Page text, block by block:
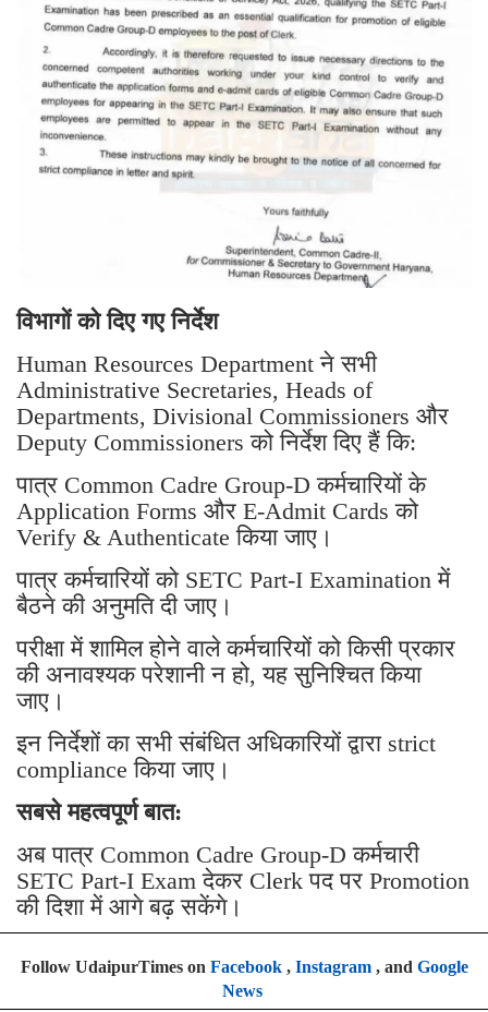
विभागों को दिए गए निर्देश
Human Resources Department ने सभी
Administrative Secretaries, Heads of
Departments, Divisional Commissioners और
Deputy Commissioners को निर्देश दिए हैं कि:
पात्र Common Cadre Group-D कर्मचारियों के
Application Forms और E-Admit Cards को
Verify & Authenticate किया जाए।
पात्र कर्मचारियों को SETC Part-I Examination में
बैठने की अनुमति दी जाए।
परीक्षा में शामिल होने वाले कर्मचारियों को किसी प्रकार
की अनावश्यक परेशानी न हो, यह सुनिश्चित किया
जाए।
इन निर्देशों का सभी संबंधित अधिकारियों द्वारा strict
compliance किया जाए।
सबसे महत्वपूर्ण बात:
अब पात्र Common Cadre Group-D कर्मचारी
SETC Part-I Exam देकर Clerk पद पर Promotion
की दिशा में आगे बढ़ सकेंगे।
Follow UdaipurTimes on Facebook, Instagram, and Google
News